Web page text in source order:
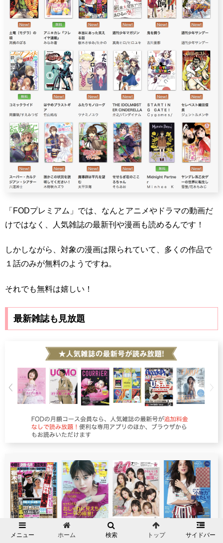
「FODプレミアム」では、なんとアニメやドラマの動画だ
けではなく、人気雑誌の最新刊や漫画も読めるんです！
しかしながら、対象の漫画は限られていて、多くの作品で
１話のみが無料のようですね。
それでも無料は嬉しい！
最新雑誌も見放題
メニュー ホーム 検索 トップ サイドバー